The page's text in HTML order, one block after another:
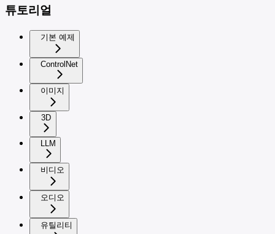
튜토리얼
기본 예제
ControlNet
이미지
3D
LLM
비디오
오디오
유틸리티